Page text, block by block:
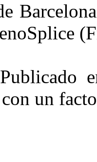
Publicado
un